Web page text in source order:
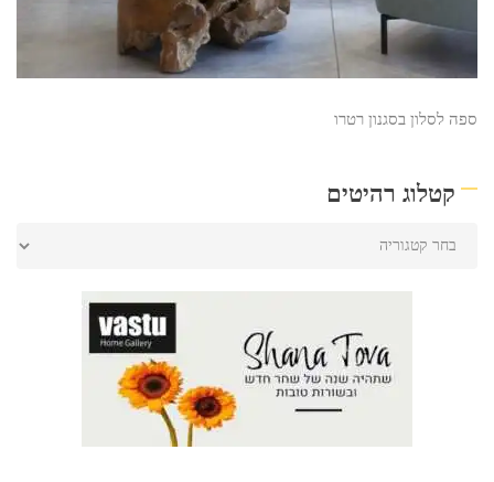
ספה לסלון בסגנון רטרו
קטלוג רהיטים